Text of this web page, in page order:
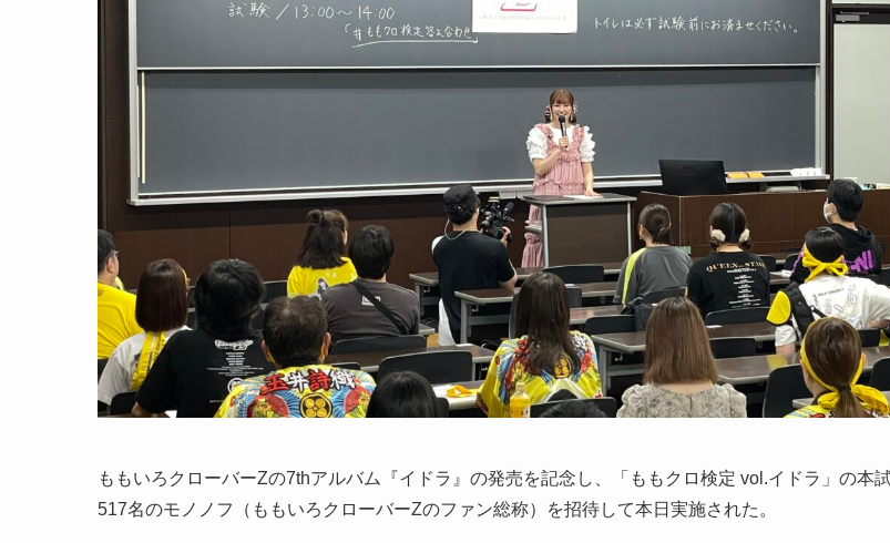
ももいろクローバーZの7thアルバム『イドラ』の発売を記念し、「ももクロ検定 vol.イドラ」の本
517名のモノノフ（ももいろクローバーZのファン総称）を招待して本日実施された。